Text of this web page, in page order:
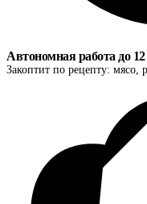
Автономная работа до 12
Закоптит по рецепту: